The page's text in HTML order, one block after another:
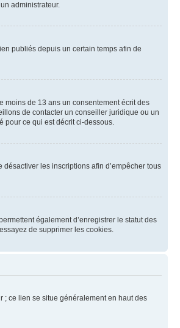
administrateur.
publiés depuis un certain temps afin de
moins de 13 ans un consentement écrit des
de contacter un conseiller juridique ou un
pour ce qui est décrit ci-dessous.
les inscriptions afin d’empêcher tous
également d’enregistrer le statut des
de supprimer les cookies.
; ce lien se situe généralement en haut des